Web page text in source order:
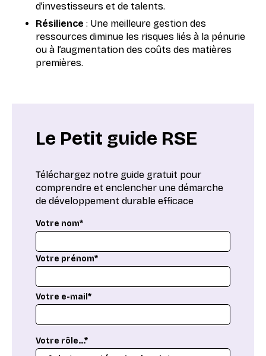
d’investisseurs et de talents.
Résilience : Une meilleure gestion des
ressources diminue les risques liés à la pénurie
ou à l’augmentation des coûts des matières
premières.
Le Petit guide RSE
Téléchargez notre guide gratuit pour
comprendre et enclencher une démarche
de développement durable efficace
Votre nom*
Votre prénom*
Votre e-mail*
Votre rôle...*